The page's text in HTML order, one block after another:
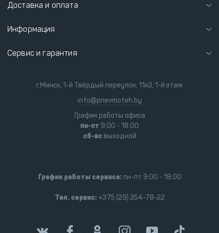
Доставка и оплата
Информация
Сервис и гарантия
г.Минск, 1-й Твёрдый переулок, 11к3, 1-й этаж
info@pnevmoteh.by
График работы офиса
пн-пт 9:00 - 18:00
сб-всвыходной
График работы сервиса:пн-пт 9:00 - 18:00
Тел. сервис:+375 (29) 354-78-22